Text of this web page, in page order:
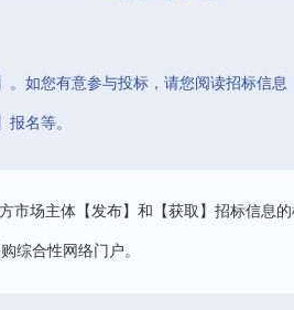
。如您有意参与投标，请您阅读招标信
名等。
市场主体【发布】和【获取】招标信息
综合性网络门户。